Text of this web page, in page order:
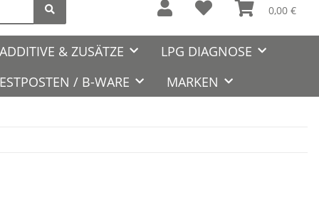
0,00 €
& ZUSÄTZE
LPG DIAGNOSE
/ B-WARE
MARKEN